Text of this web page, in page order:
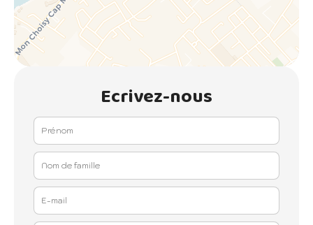
Ecrivez-nous